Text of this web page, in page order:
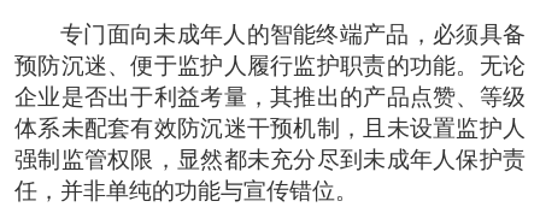
专门面向未成年人的智能终端产品，必须具备
预防沉迷、便于监护人履行监护职责的功能。无论
企业是否出于利益考量，其推出的产品点赞、等级
体系未配套有效防沉迷干预机制，且未设置监护人
强制监管权限，显然都未充分尽到未成年人保护责
任，并非单纯的功能与宣传错位。